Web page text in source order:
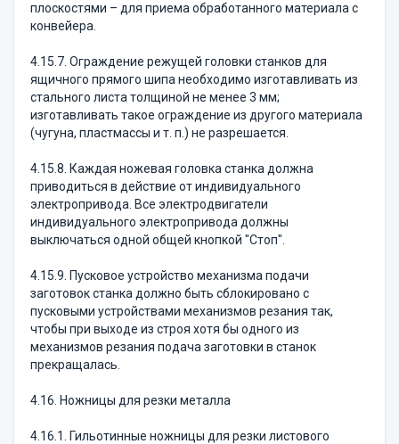
плоскостями – для приема обработанного материала с
конвейера.
4.15.7. Ограждение режущей головки станков для
ящичного прямого шипа необходимо изготавливать из
стального листа толщиной не менее 3 мм;
изготавливать такое ограждение из другого материала
(чугуна, пластмассы и т. п.) не разрешается.
4.15.8. Каждая ножевая головка станка должна
приводиться в действие от индивидуального
электропривода. Все электродвигатели
индивидуального электропривода должны
выключаться одной общей кнопкой "Стоп".
4.15.9. Пусковое устройство механизма подачи
заготовок станка должно быть сблокировано с
пусковыми устройствами механизмов резания так,
чтобы при выходе из строя хотя бы одного из
механизмов резания подача заготовки в станок
прекращалась.
4.16. Ножницы для резки металла
4.16.1. Гильотинные ножницы для резки листового